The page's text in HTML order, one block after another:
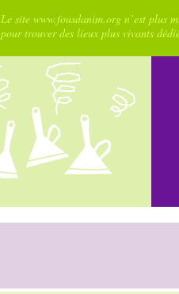
Le site www.fousdanim.org n’est plus
pour trouver des lieux plus vivants